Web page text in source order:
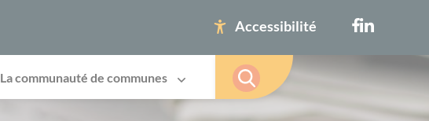
Accessibilité
La communauté de communes